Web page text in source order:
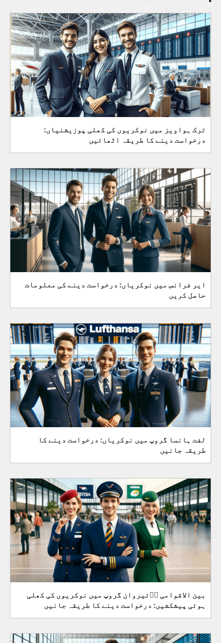
ترک ہواویز میں نوکریوں کی کھلی پوزیشنیاں:
درخواست دینے کا طریقہ اٹھائیں
ایر فرانس میں نوکریاں: درخواست دینے کی معلومات
حاصل کریں
لفت ہانسا گروپ میں نوکریاں: درخواست دینے کا
طریقہ جانیں
بین الاقوامی اؓئیروان گروپ میں نوکریوں کی کھلی
ہوئی پیشکشیں: درخواست دینے کا طریقہ جانیں